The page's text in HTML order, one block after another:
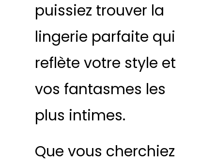
puissiez trouver la
lingerie parfaite qui
reflète votre style et
vos fantasmes les
plus intimes.
Que vous cherchiez